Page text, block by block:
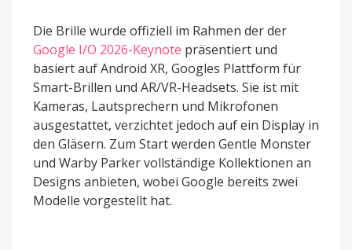
Die Brille wurde offiziell im Rahmen der der
Google I/O 2026-Keynote präsentiert und
basiert auf Android XR, Googles Plattform für
Smart-Brillen und AR/VR-Headsets. Sie ist mit
Kameras, Lautsprechern und Mikrofonen
ausgestattet, verzichtet jedoch auf ein Display in
den Gläsern. Zum Start werden Gentle Monster
und Warby Parker vollständige Kollektionen an
Designs anbieten, wobei Google bereits zwei
Modelle vorgestellt hat.